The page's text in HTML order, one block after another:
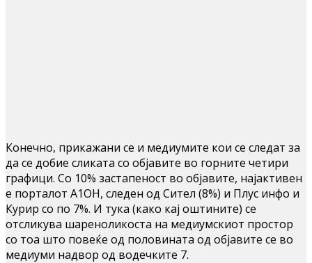
Конечно, прикажани се и медиумите кои се следат за
да се добие сликата со објавите во горните четири
графици. Со 10% застапеност во објавите, најактивен
е порталот А1ОН, следен од Сител (8%) и Плус инфо и
Курир со по 7%. И тука (како кај оштините) се
отсликува шареноликоста на медиумскиот простор
со тоа што повеќе од половината од објавите се во
медиуми надвор од водечките 7.